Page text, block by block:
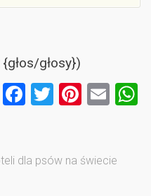
głosy})
F
b
T
er
Pi
es
E
dla psów na świecie